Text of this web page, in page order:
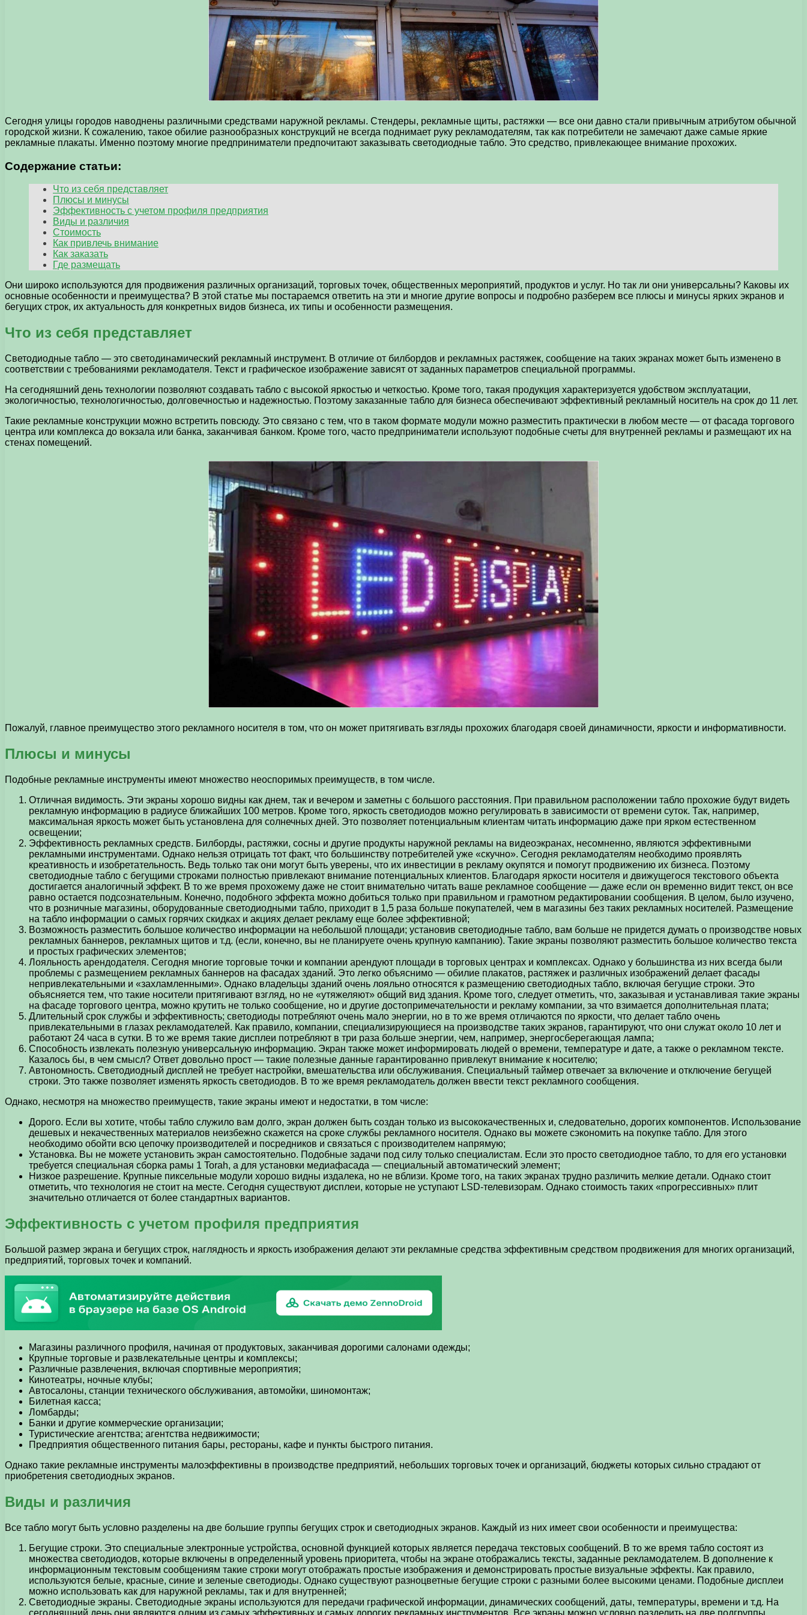
Сегодня улицы городов наводнены различными средствами наружной рекламы. Стендеры, рекламные щиты, растяжки — все они давно стали привычным атрибутом обычной
городской жизни. К сожалению, такое обилие разнообразных конструкций не всегда поднимает руку рекламодателям, так как потребители не замечают даже самые яркие
рекламные плакаты. Именно поэтому многие предприниматели предпочитают заказывать светодиодные табло. Это средство, привлекающее внимание прохожих.
Содержание статьи:
Что из себя представляет
Плюсы и минусы
Эффективность с учетом профиля предприятия
Виды и различия
Стоимость
Как привлечь внимание
Как заказать
Где размещать
Они широко используются для продвижения различных организаций, торговых точек, общественных мероприятий, продуктов и услуг. Но так ли они универсальны? Каковы их
основные особенности и преимущества? В этой статье мы постараемся ответить на эти и многие другие вопросы и подробно разберем все плюсы и минусы ярких экранов и
бегущих строк, их актуальность для конкретных видов бизнеса, их типы и особенности размещения.
Что из себя представляет
Светодиодные табло — это светодинамический рекламный инструмент. В отличие от билбордов и рекламных растяжек, сообщение на таких экранах может быть изменено в
соответствии с требованиями рекламодателя. Текст и графическое изображение зависят от заданных параметров специальной программы.
На сегодняшний день технологии позволяют создавать табло с высокой яркостью и четкостью. Кроме того, такая продукция характеризуется удобством эксплуатации,
экологичностью, технологичностью, долговечностью и надежностью. Поэтому заказанные табло для бизнеса обеспечивают эффективный рекламный носитель на срок до 11 лет.
Такие рекламные конструкции можно встретить повсюду. Это связано с тем, что в таком формате модули можно разместить практически в любом месте — от фасада торгового
центра или комплекса до вокзала или банка, заканчивая банком. Кроме того, часто предприниматели используют подобные счеты для внутренней рекламы и размещают их на
стенах помещений.
Пожалуй, главное преимущество этого рекламного носителя в том, что он может притягивать взгляды прохожих благодаря своей динамичности, яркости и информативности.
Плюсы и минусы
Подобные рекламные инструменты имеют множество неоспоримых преимуществ, в том числе.
Отличная видимость. Эти экраны хорошо видны как днем, так и вечером и заметны с большого расстояния. При правильном расположении табло прохожие будут видеть
рекламную информацию в радиусе ближайших 100 метров. Кроме того, яркость светодиодов можно регулировать в зависимости от времени суток. Так, например,
максимальная яркость может быть установлена для солнечных дней. Это позволяет потенциальным клиентам читать информацию даже при ярком естественном
освещении;
Эффективность рекламных средств. Билборды, растяжки, сосны и другие продукты наружной рекламы на видеоэкранах, несомненно, являются эффективными
рекламными инструментами. Однако нельзя отрицать тот факт, что большинству потребителей уже «скучно». Сегодня рекламодателям необходимо проявлять
креативность и изобретательность. Ведь только так они могут быть уверены, что их инвестиции в рекламу окупятся и помогут продвижению их бизнеса. Поэтому
светодиодные табло с бегущими строками полностью привлекают внимание потенциальных клиентов. Благодаря яркости носителя и движущегося текстового объекта
достигается аналогичный эффект. В то же время прохожему даже не стоит внимательно читать ваше рекламное сообщение — даже если он временно видит текст, он все
равно остается подсознательным. Конечно, подобного эффекта можно добиться только при правильном и грамотном редактировании сообщения. В целом, было изучено,
что в розничные магазины, оборудованные светодиодными табло, приходит в 1,5 раза больше покупателей, чем в магазины без таких рекламных носителей. Размещение
на табло информации о самых горячих скидках и акциях делает рекламу еще более эффективной;
Возможность разместить большое количество информации на небольшой площади; установив светодиодные табло, вам больше не придется думать о производстве новых
рекламных баннеров, рекламных щитов и т.д. (если, конечно, вы не планируете очень крупную кампанию). Такие экраны позволяют разместить большое количество текста
и простых графических элементов;
Лояльность арендодателя. Сегодня многие торговые точки и компании арендуют площади в торговых центрах и комплексах. Однако у большинства из них всегда были
проблемы с размещением рекламных баннеров на фасадах зданий. Это легко объяснимо — обилие плакатов, растяжек и различных изображений делает фасады
непривлекательными и «захламленными». Однако владельцы зданий очень лояльно относятся к размещению светодиодных табло, включая бегущие строки. Это
объясняется тем, что такие носители притягивают взгляд, но не «утяжеляют» общий вид здания. Кроме того, следует отметить, что, заказывая и устанавливая такие экраны
на фасаде торгового центра, можно крутить не только сообщение, но и другие достопримечательности и рекламу компании, за что взимается дополнительная плата;
Длительный срок службы и эффективность; светодиоды потребляют очень мало энергии, но в то же время отличаются по яркости, что делает табло очень
привлекательными в глазах рекламодателей. Как правило, компании, специализирующиеся на производстве таких экранов, гарантируют, что они служат около 10 лет и
работают 24 часа в сутки. В то же время такие дисплеи потребляют в три раза больше энергии, чем, например, энергосберегающая лампа;
Способность извлекать полезную универсальную информацию. Экран также может информировать людей о времени, температуре и дате, а также о рекламном тексте.
Казалось бы, в чем смысл? Ответ довольно прост — такие полезные данные гарантированно привлекут внимание к носителю;
Автономность. Светодиодный дисплей не требует настройки, вмешательства или обслуживания. Специальный таймер отвечает за включение и отключение бегущей
строки. Это также позволяет изменять яркость светодиодов. В то же время рекламодатель должен ввести текст рекламного сообщения.
Однако, несмотря на множество преимуществ, такие экраны имеют и недостатки, в том числе:
Дорого. Если вы хотите, чтобы табло служило вам долго, экран должен быть создан только из высококачественных и, следовательно, дорогих компонентов. Использование
дешевых и некачественных материалов неизбежно скажется на сроке службы рекламного носителя. Однако вы можете сэкономить на покупке табло. Для этого
необходимо обойти всю цепочку производителей и посредников и связаться с производителем напрямую;
Установка. Вы не можете установить экран самостоятельно. Подобные задачи под силу только специалистам. Если это просто светодиодное табло, то для его установки
требуется специальная сборка рамы 1 Torah, а для установки медиафасада — специальный автоматический элемент;
Низкое разрешение. Крупные пиксельные модули хорошо видны издалека, но не вблизи. Кроме того, на таких экранах трудно различить мелкие детали. Однако стоит
отметить, что технология не стоит на месте. Сегодня существуют дисплеи, которые не уступают LSD-телевизорам. Однако стоимость таких «прогрессивных» плит
значительно отличается от более стандартных вариантов.
Эффективность с учетом профиля предприятия
Большой размер экрана и бегущих строк, наглядность и яркость изображения делают эти рекламные средства эффективным средством продвижения для многих организаций,
предприятий, торговых точек и компаний.
Магазины различного профиля, начиная от продуктовых, заканчивая дорогими салонами одежды;
Крупные торговые и развлекательные центры и комплексы;
Различные развлечения, включая спортивные мероприятия;
Кинотеатры, ночные клубы;
Автосалоны, станции технического обслуживания, автомойки, шиномонтаж;
Билетная касса;
Ломбарды;
Банки и другие коммерческие организации;
Туристические агентства; агентства недвижимости;
Предприятия общественного питания бары, рестораны, кафе и пункты быстрого питания.
Однако такие рекламные инструменты малоэффективны в производстве предприятий, небольших торговых точек и организаций, бюджеты которых сильно страдают от
приобретения светодиодных экранов.
Виды и различия
Все табло могут быть условно разделены на две большие группы бегущих строк и светодиодных экранов. Каждый из них имеет свои особенности и преимущества:
Бегущие строки. Это специальные электронные устройства, основной функцией которых является передача текстовых сообщений. В то же время табло состоят из
множества светодиодов, которые включены в определенный уровень приоритета, чтобы на экране отображались тексты, заданные рекламодателем. В дополнение к
информационным текстовым сообщениям такие строки могут отображать простые изображения и демонстрировать простые визуальные эффекты. Как правило,
используются белые, красные, синие и зеленые светодиоды. Однако существуют разноцветные бегущие строки с разными более высокими ценами. Подобные дисплеи
можно использовать как для наружной рекламы, так и для внутренней;
Светодиодные экраны. Светодиодные экраны используются для передачи графической информации, динамических сообщений, даты, температуры, времени и т.д. На
сегодняшний день они являются одним из самых эффективных и самых дорогих рекламных инструментов. Все экраны можно условно разделить на две подгруппы.